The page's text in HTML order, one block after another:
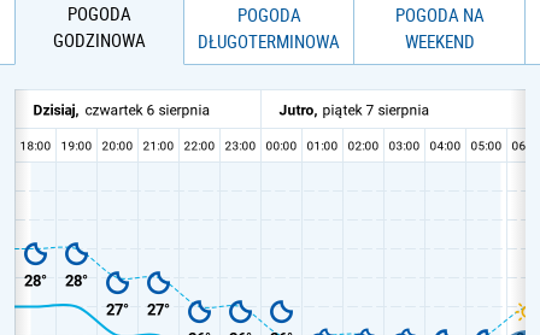
POGODA
GODZINOWA
POGODA
DŁUGOTERMINOWA
POGODA NA
WEEKEND